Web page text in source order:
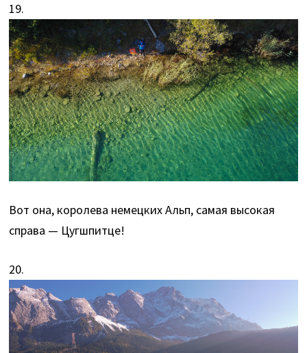
19.
Вот она, королева немецких Альп, самая высокая
справа — Цугшпитце!
20.